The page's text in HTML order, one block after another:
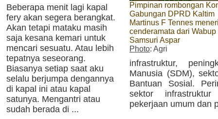
Beberapa menit lagi kapal
fery akan segera berangkat.
Akan tetapi mataku masih
saja kesana kemari untuk
mencari sesuatu. Atau lebih
tepatnya seseorang.
Biasanya setiap saat aku
selalu berjumpa dengannya
di kapal ini atau kapal
satunya. Mengantri atau
sudah berada di ...
Pimpinan rombongan
Gabungan DPRD Kaltim
Martinus F Tennes
cenderamata dari Wabup
Samsuri Aspar
Photo: Agri
infrastruktur,
Manusia (SDM),
Bantuan Sosial.
sektor
pekerjaan umum dan